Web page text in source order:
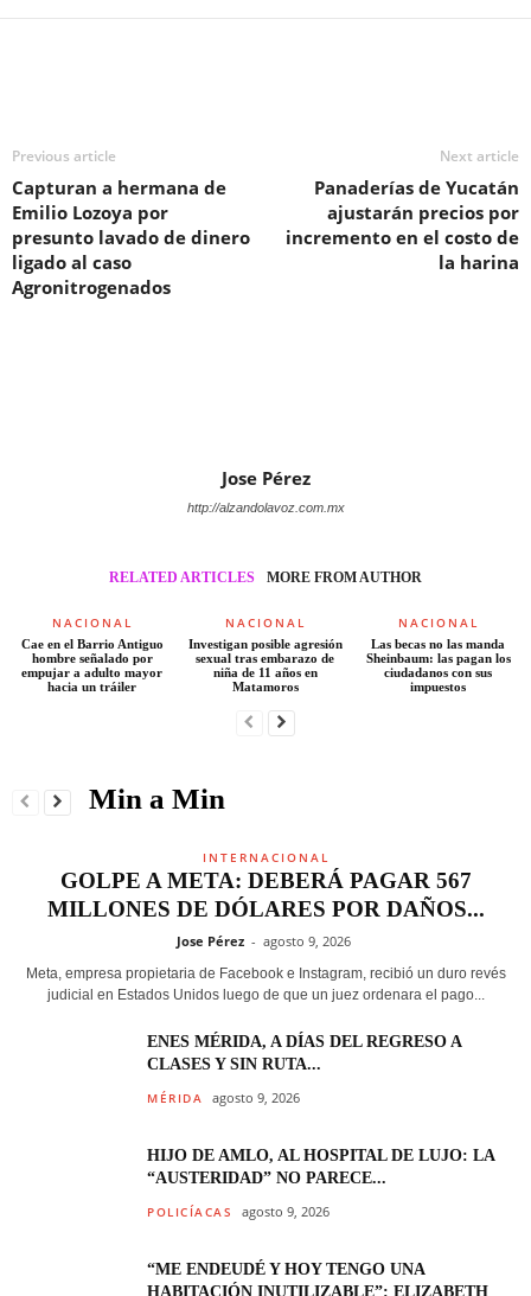
Previous article
Capturan a hermana de
Emilio Lozoya por
presunto lavado de dinero
ligado al caso
Agronitrogenados
Next article
Panaderías de Yucatán
ajustarán precios por
incremento en el costo de
la harina
Jose Pérez
http://alzandolavoz.com.mx
RELATED ARTICLES MORE FROM AUTHOR
NACIONAL
Cae en el Barrio Antiguo
hombre señalado por
empujar a adulto mayor
hacia un tráiler
NACIONAL
Investigan posible agresión
sexual tras embarazo de
niña de 11 años en
Matamoros
NACIONAL
Las becas no las manda
Sheinbaum: las pagan los
ciudadanos con sus
impuestos
Min a Min
INTERNACIONAL
GOLPE A META: DEBERÁ PAGAR 567
MILLONES DE DÓLARES POR DAÑOS...
Jose Pérez - agosto 9, 2026
Meta, empresa propietaria de Facebook e Instagram, recibió un duro revés
judicial en Estados Unidos luego de que un juez ordenara el pago...
ENES MÉRIDA, A DÍAS DEL REGRESO A
CLASES Y SIN RUTA...
MÉRIDA agosto 9, 2026
HIJO DE AMLO, AL HOSPITAL DE LUJO: LA
“AUSTERIDAD” NO PARECE...
POLICÍACAS agosto 9, 2026
“ME ENDEUDÉ Y HOY TENGO UNA
HABITACIÓN INUTILIZABLE”: ELIZABETH